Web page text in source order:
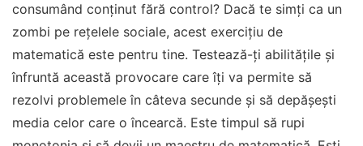
consumând conținut fără control? Dacă te simți ca un
zombi pe rețelele sociale, acest exercițiu de
matematică este pentru tine. Testează-ți abilitățile și
înfruntă această provocare care îți va permite să
rezolvi problemele în câteva secunde și să depășești
media celor care o încearcă. Este timpul să rupi